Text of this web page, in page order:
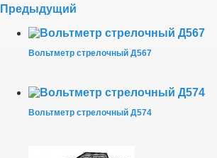
Предыдущий
Вольтметр стрелочный Д567
Вольтметр стрелочный Д574